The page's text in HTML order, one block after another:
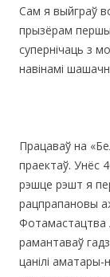
Сам я выйграў
прызёрам
супернічаць з
навінамі
Працаваў на
праектаў. Унёс
рэшце рэшт я
рацпрапановы
Фотамастацтва
рамантаваў
цанілі аматары-